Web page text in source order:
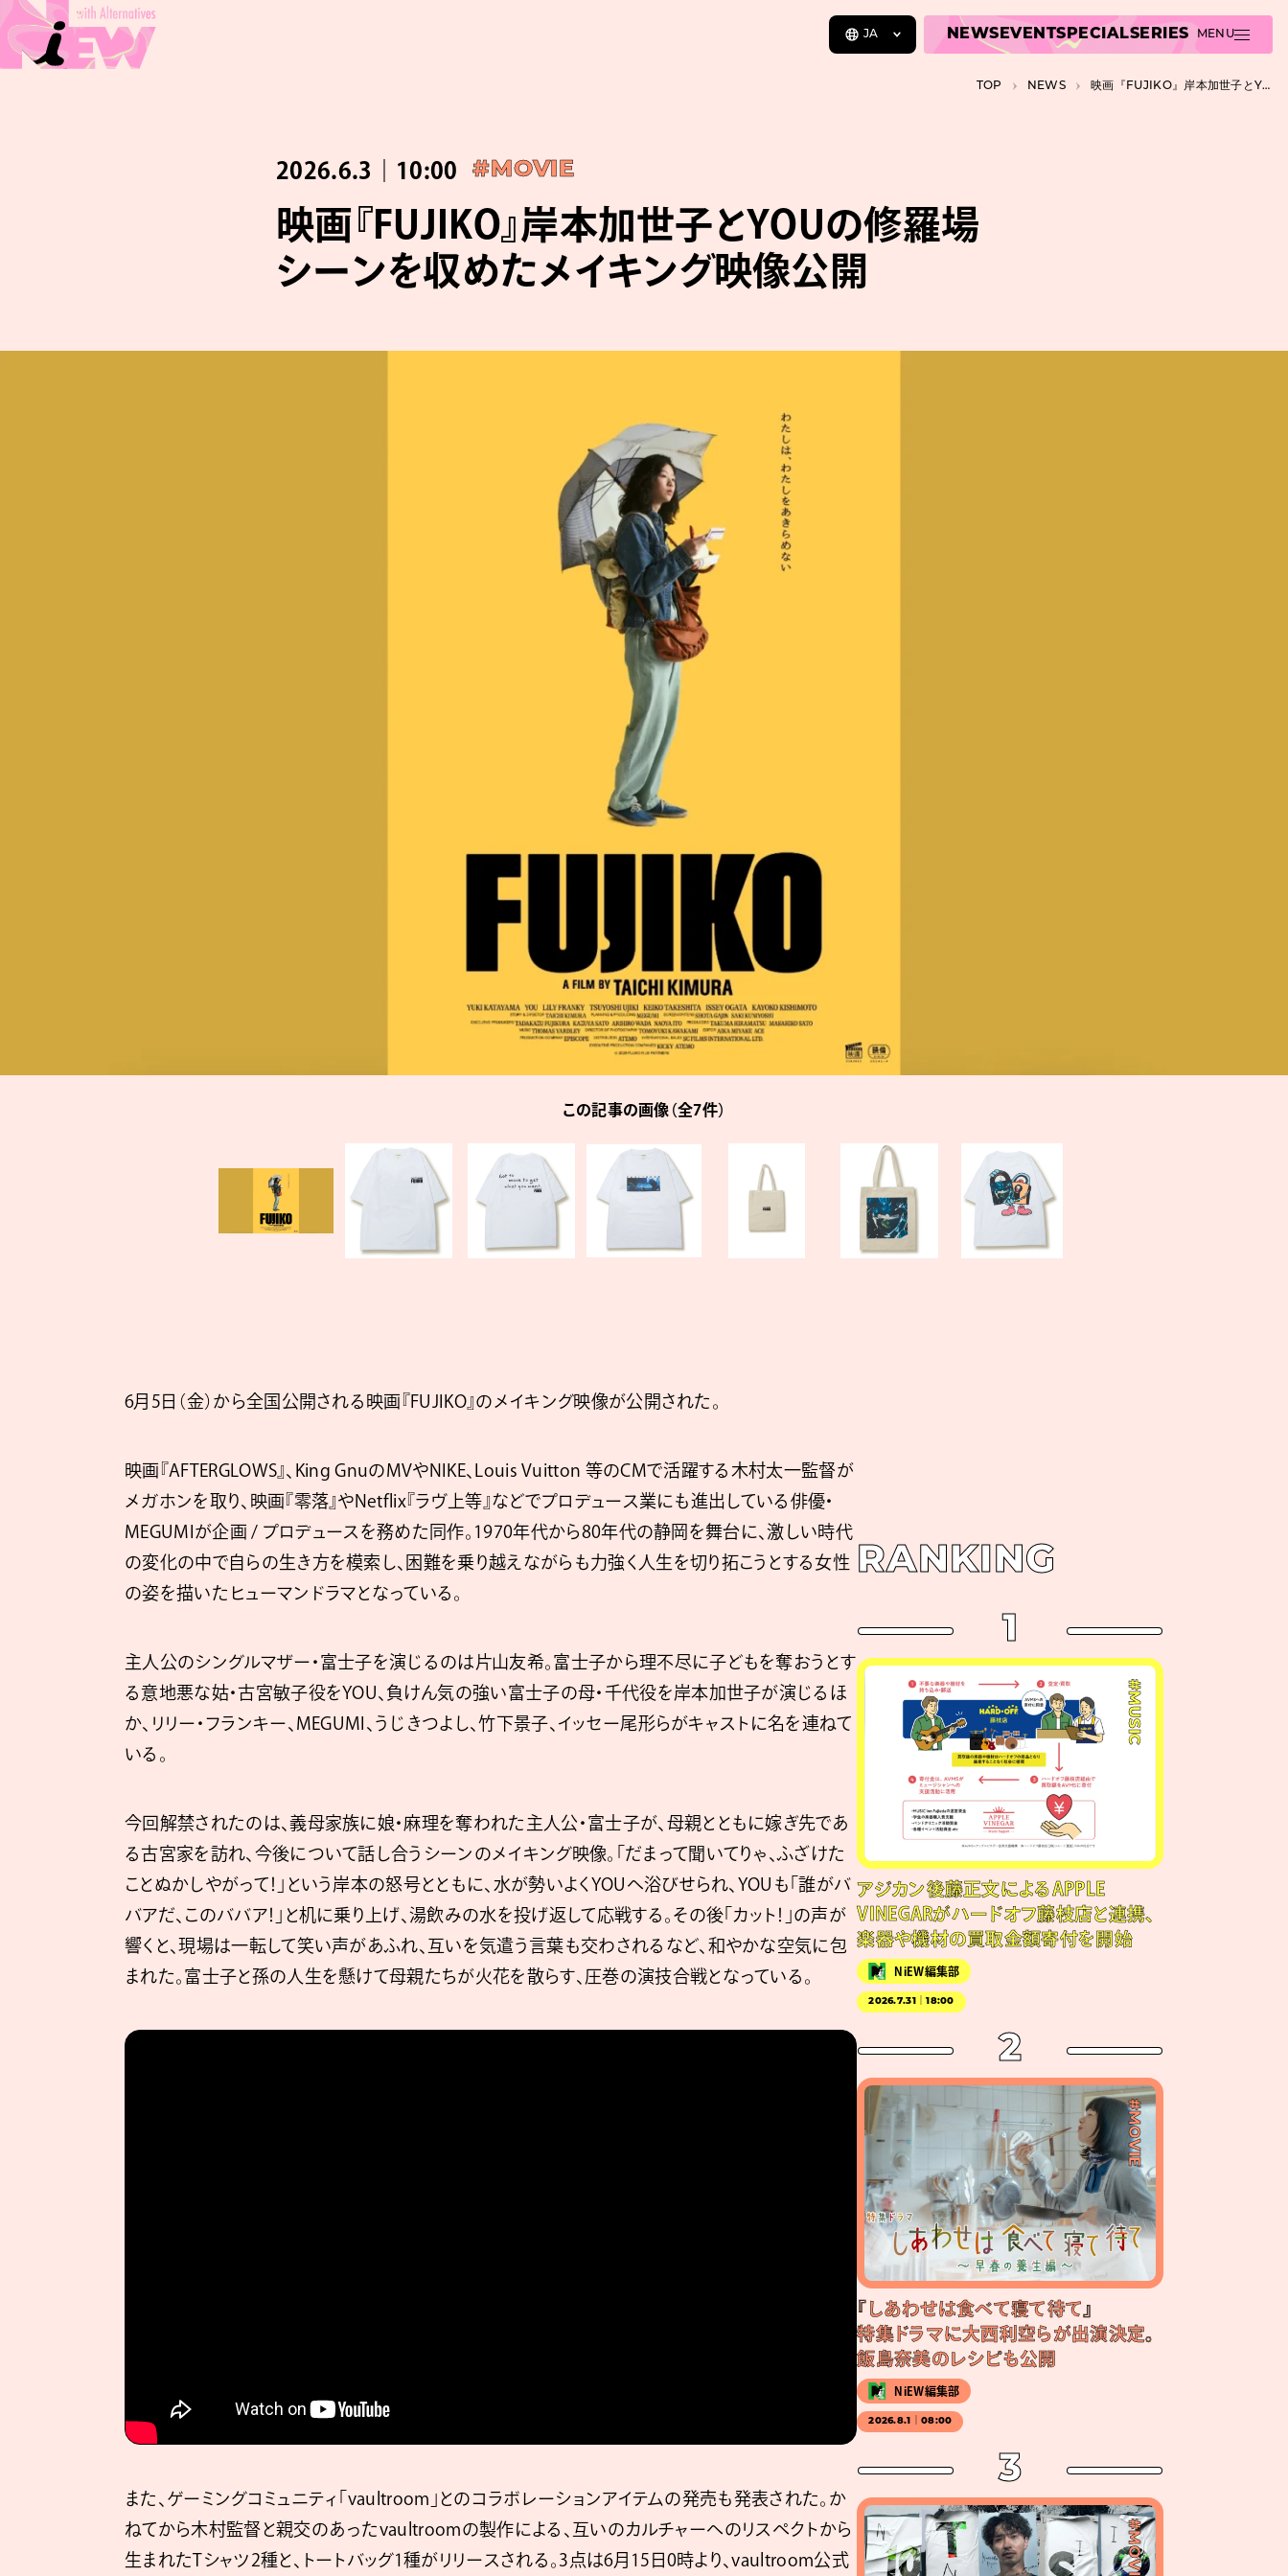
JA NEWS EVENTSPECIALSERIES MENU
TOP NEWS 映画『FUJIKO』岸本加世子とYOUの修羅場シーンを収めたメイキング映像公開
2026.6.3｜10:00 #MOVIE
映画『FUJIKO』岸本加世子とYOUの修羅場
シーンを収めたメイキング映像公開
この記事の画像（全7件）
6月5日（金）から全国公開される映画『FUJIKO』のメイキング映像が公開された。
映画『AFTERGLOWS』、King GnuのMVやNIKE、Louis Vuitton 等のCMで活躍する木村太一監督が
メガホンを取り、映画『零落』やNetflix『ラヴ上等』などでプロデュース業にも進出している俳優・
MEGUMIが企画 / プロデュースを務めた同作。1970年代から80年代の静岡を舞台に、激しい時代
の変化の中で自らの生き方を模索し、困難を乗り越えながらも力強く人生を切り拓こうとする女性
の姿を描いたヒューマンドラマとなっている。
主人公のシングルマザー・富士子を演じるのは片山友希。富士子から理不尽に子どもを奪おうとす
る意地悪な姑・古宮敏子役をYOU、負けん気の強い富士子の母・千代役を岸本加世子が演じるほ
か、リリー・フランキー、MEGUMI、うじきつよし、竹下景子、イッセー尾形らがキャストに名を連ねて
いる。
今回解禁されたのは、義母家族に娘・麻理を奪われた主人公・富士子が、母親とともに嫁ぎ先であ
る古宮家を訪れ、今後について話し合うシーンのメイキング映像。「だまって聞いてりゃ、ふざけた
ことぬかしやがって！」という岸本の怒号とともに、水が勢いよくYOUへ浴びせられ、YOUも「誰がバ
バアだ、このババア！」と机に乗り上げ、湯飲みの水を投げ返して応戦する。その後「カット！」の声が
響くと、現場は一転して笑い声があふれ、互いを気遣う言葉も交わされるなど、和やかな空気に包
まれた。富士子と孫の人生を懸けて母親たちが火花を散らす、圧巻の演技合戦となっている。
また、ゲーミングコミュニティ「vaultroom」とのコラボレーションアイテムの発売も発表された。か
ねてから木村監督と親交のあったvaultroomの製作による、互いのカルチャーへのリスペクトから
生まれたTシャツ2種と、トートバッグ1種がリリースされる。3点は6月15日0時より、vaultroom公式
RANKING
1
#MUSIC
アジカン後藤正文によるAPPLE
VINEGARがハードオフ藤枝店と連携、
楽器や機材の買取金額寄付を開始
NiEW編集部
2026.7.31｜18:00
2
#MOVIE
『しあわせは食べて寝て待て』
特集ドラマに大西利空らが出演決定。
飯島奈美のレシピも公開
NiEW編集部
2026.8.1｜08:00
3
#MOVIE